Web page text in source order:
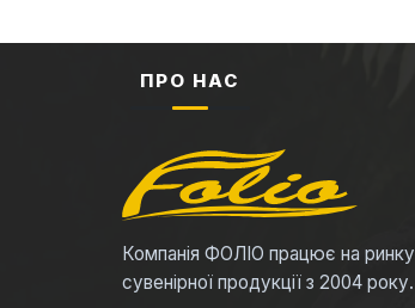
ПРО НАС
Компанія ФОЛІО працює на ринку
сувенірної продукції з 2004 року.